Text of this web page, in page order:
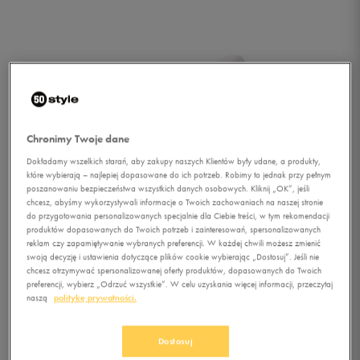
UMBRO OCHRANIACZE
Chronimy Twoje dane
Dokładamy wszelkich starań, aby zakupy naszych Klientów były udane, a produkty,
które wybierają – najlepiej dopasowane do ich potrzeb. Robimy to jednak przy pełnym
poszanowaniu bezpieczeństwa wszystkich danych osobowych. Kliknij „OK”, jeśli
chcesz, abyśmy wykorzystywali informacje o Twoich zachowaniach na naszej stronie
do przygotowania personalizowanych specjalnie dla Ciebie treści, w tym rekomendacji
produktów dopasowanych do Twoich potrzeb i zainteresowań, spersonalizowanych
reklam czy zapamiętywanie wybranych preferencji. W każdej chwili możesz zmienić
swoją decyzję i ustawienia dotyczące plików cookie wybierając „Dostosuj”. Jeśli nie
chcesz otrzymywać spersonalizowanej oferty produktów, dopasowanych do Twoich
preferencji, wybierz „Odrzuć wszystkie”. W celu uzyskania więcej informacji, przeczytaj
naszą
politykę prywatności.
Dostosuj